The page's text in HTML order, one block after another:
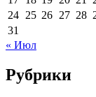
24 25 26 27 28
31
« Июл
Рубрики